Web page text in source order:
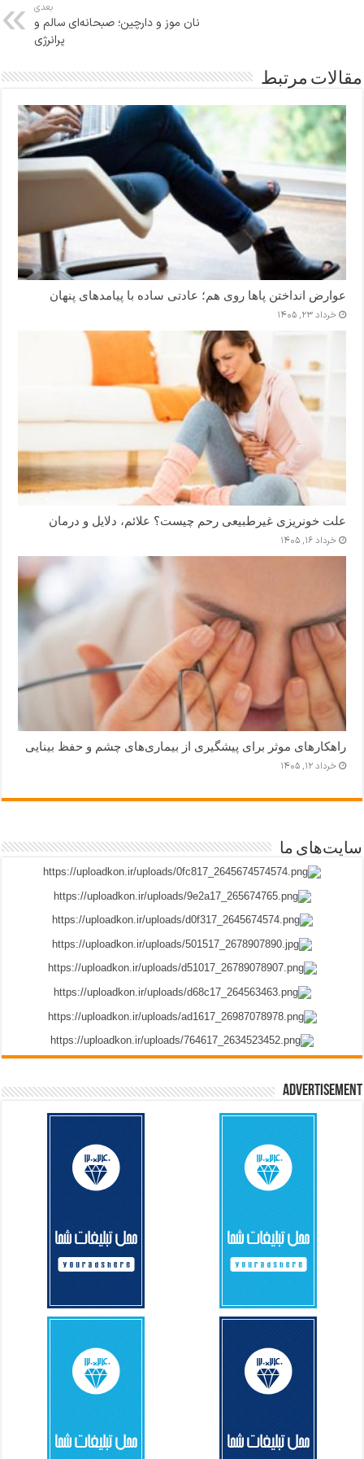
بعدی
نان موز و دارچین؛ صبحانه‌ای سالم و
پرانرژی
مقالات مرتبط
عوارض انداختن پاها روی هم؛ عادتی ساده با پیامدهای پنهان
خرداد ۲۳, ۱۴۰۵
علت خونریزی غیرطبیعی رحم چیست؟ علائم، دلایل و درمان
خرداد ۱۶, ۱۴۰۵
راهکارهای موثر برای پیشگیری از بیماری‌های چشم و حفظ بینایی
خرداد ۱۲, ۱۴۰۵
سایت‌های ما
Advertisement